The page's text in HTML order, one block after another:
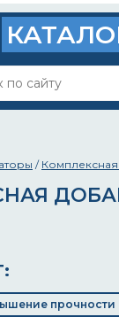
/
прочности